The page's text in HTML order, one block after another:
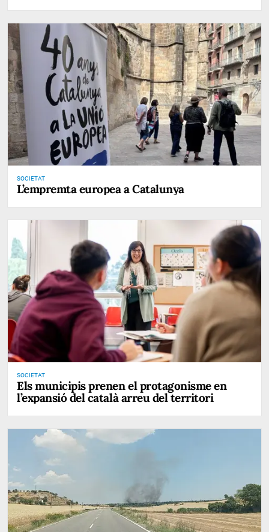
SOCIETAT
L’empremta europea a Catalunya
SOCIETAT
Els municipis prenen el protagonisme en
l’expansió del català arreu del territori